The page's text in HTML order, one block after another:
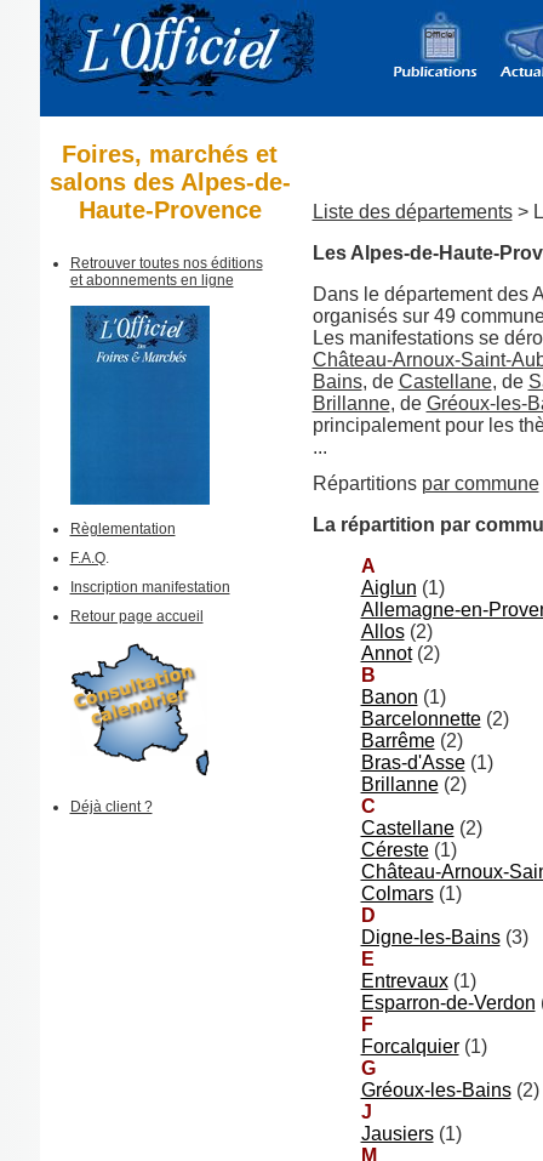
Foires, marchés et
salons des Alpes-de-
Haute-Provence
Retrouver toutes nos éditions
et abonnements en ligne
Règlementation
F.A.Q.
Inscription manifestation
Retour page accueil
Déjà client ?
Liste des départements>
Les Alpes-de-Haute-
Dans le département des
organisés sur 49
Les manifestations se
Château-Arnoux-Saint-
Bains, de Castellane, de
Brillanne, de Gréoux-les-
principalement pour les
...
Répartitions par commune
La répartition par
A
Aiglun (1)
Allemagne-en-
Allos(2)
Annot(2)
B
Banon (1)
Barcelonnette(2)
Barrême(2)
Bras-d'Asse(1)
Brillanne(2)
C
Castellane(2)
Céreste(1)
Château-Arnoux-
Colmars(1)
D
Digne-les-Bains(3)
E
Entrevaux(1)
Esparron-de-Verdon
F
Forcalquier(1)
G
Gréoux-les-Bains(2)
J
Jausiers(1)
M